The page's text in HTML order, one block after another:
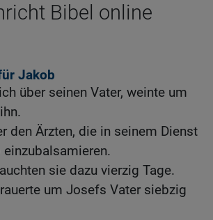
Bibel online
Jakob
über seinen Vater, weinte um
den Ärzten, die in seinem Dienst
sie dazu vierzig Tage.
um Josefs Vater siebzig